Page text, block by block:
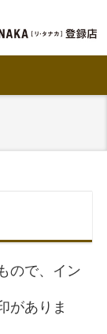
ので、イン
がありま